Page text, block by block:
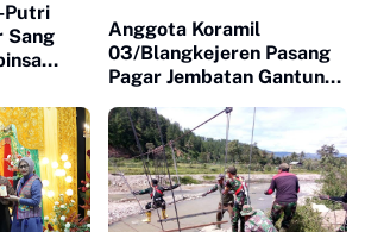
Putri
Sang
Calon
Anggota Koramil
03/Blangkejeren Pasang
Pagar Jembatan Gantung
Segera Rampung